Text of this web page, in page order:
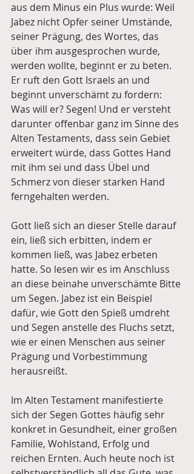
aus dem Minus ein Plus wurde: Weil
Jabez nicht Opfer seiner Umstände,
seiner Prägung, des Wortes, das
über ihm ausgesprochen wurde,
werden wollte, beginnt er zu beten.
Er ruft den Gott Israels an und
beginnt unverschämt zu fordern:
Was will er? Segen! Und er versteht
darunter offenbar ganz im Sinne des
Alten Testaments, dass sein Gebiet
erweitert würde, dass Gottes Hand
mit ihm sei und dass Übel und
Schmerz von dieser starken Hand
ferngehalten werden.
Gott ließ sich an dieser Stelle darauf
ein, ließ sich erbitten, indem er
kommen ließ, was Jabez erbeten
hatte. So lesen wir es im Anschluss
an diese beinahe unverschämte Bitte
um Segen. Jabez ist ein Beispiel
dafür, wie Gott den Spieß umdreht
und Segen anstelle des Fluchs setzt,
wie er einen Menschen aus seiner
Prägung und Vorbestimmung
herausreißt.
Im Alten Testament manifestierte
sich der Segen Gottes häufig sehr
konkret in Gesundheit, einer großen
Familie, Wohlstand, Erfolg und
reichen Ernten. Auch heute noch ist